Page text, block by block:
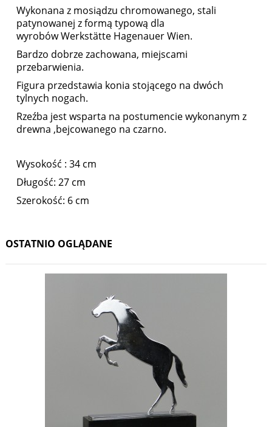
Wykonana z mosiądzu chromowanego, stali
patynowanej z formą typową dla
wyrobów Werkstätte Hagenauer Wien.
Bardzo dobrze zachowana, miejscami
przebarwienia.
Figura przedstawia konia stojącego na dwóch
tylnych nogach.
Rzeźba jest wsparta na postumencie wykonanym z
drewna ,bejcowanego na czarno.
Wysokość : 34 cm
Długość: 27 cm
Szerokość: 6 cm
OSTATNIO OGLĄDANE